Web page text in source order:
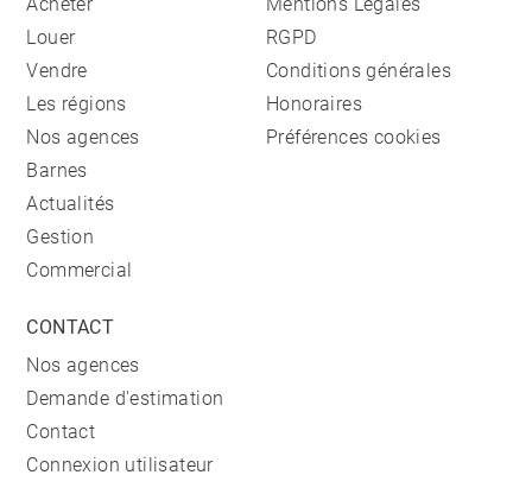
Louer
Vendre
Les régions
Nos agences
Barnes
Actualités
Gestion
Commercial
RGPD
Conditions générales
Honoraires
Préférences cookies
CONTACT
Nos agences
Demande d'estimation
Contact
Connexion utilisateur